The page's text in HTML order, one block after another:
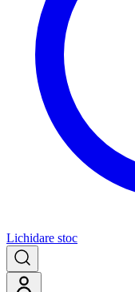
Lichidare stoc